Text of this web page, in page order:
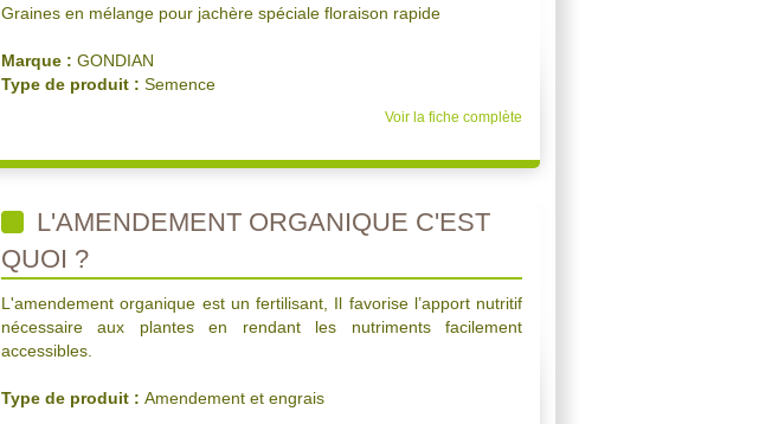
Graines en mélange pour jachère spéciale floraison rapide
Marque : GONDIAN
Type de produit : Semence
Voir la fiche complète
L'AMENDEMENT ORGANIQUE C'EST
QUOI ?
L'amendement organique est un fertilisant, Il favorise l’apport nutritif
nécessaire aux plantes en rendant les nutriments facilement
accessibles.
Type de produit : Amendement et engrais